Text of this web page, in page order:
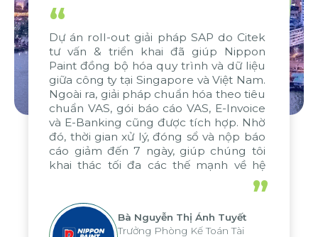
“
Dự án roll-out giải pháp SAP do Citek
tư vấn & triển khai đã giúp Nippon
Paint đồng bộ hóa quy trình và dữ liệu
giữa công ty tại Singapore và Việt Nam.
Ngoài ra, giải pháp chuẩn hóa theo tiêu
chuẩn VAS, gói báo cáo VAS, E-Invoice
và E-Banking cũng được tích hợp. Nhờ
đó, thời gian xử lý, đóng sổ và nộp báo
cáo giảm đến 7 ngày, giúp chúng tôi
khai thác tối đa các thế mạnh về hệ
thống báo cáo phân tích của tập đoàn,
áp dụng cho nhiều hoạt động tại các
đơn vị
”
Bà Nguyễn Thị Ánh Tuyết
Trưởng Phòng Kế Toán Tài